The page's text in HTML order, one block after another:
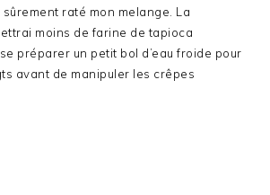
sûrement raté mon melange. La
moins de farine de tapioca
préparer un petit bol d’eau froide pour
avant de manipuler les crêpes